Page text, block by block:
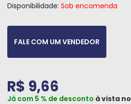
Disponibilidade: Sob encomenda
FALE COM UM VENDEDOR
R$ 9,66
Já com 5 % de desconto à vista no